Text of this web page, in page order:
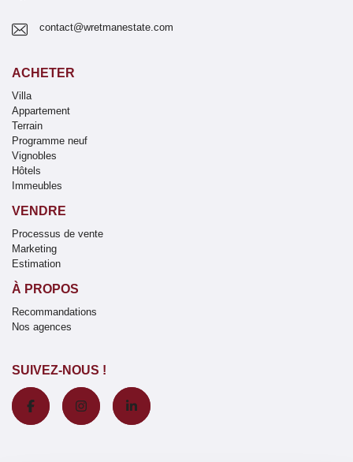
contact@wretmanestate.com
ACHETER
Villa
Appartement
Terrain
Programme neuf
Vignobles
Hôtels
Immeubles
VENDRE
Processus de vente
Marketing
Estimation
À PROPOS
Recommandations
Nos agences
SUIVEZ-NOUS !